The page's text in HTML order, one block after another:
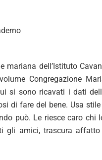
mariana dell’Istituto
Congregazione
si sono ricavati i dati
di fare del bene. Usa
può. Le riesce caro
gli amici, trascura